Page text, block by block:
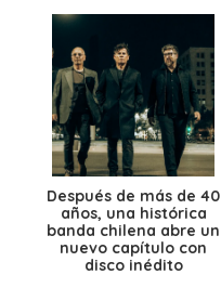
Después de más de 40
años, una histórica
banda chilena abre un
nuevo capítulo con
disco inédito